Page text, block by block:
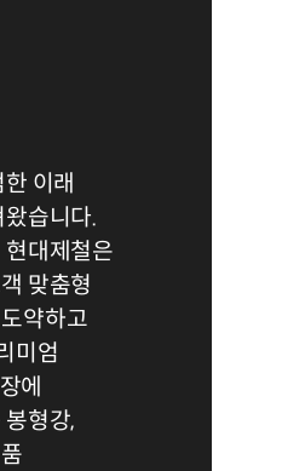
이래
습니다.
대제철은
맞춤형
약하고
미엄
에
형강,